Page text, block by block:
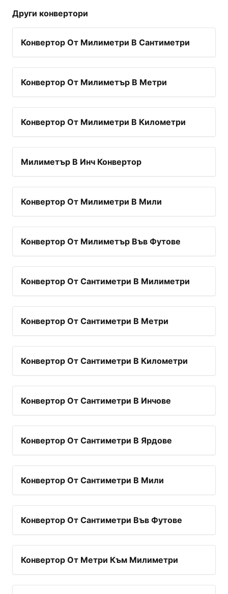
Други конвертори
Конвертор От Милиметри В Сантиметри
Конвертор От Милиметър В Метри
Конвертор От Милиметри В Километри
Милиметър В Инч Конвертор
Конвертор От Милиметри В Мили
Конвертор От Милиметър Във Футове
Конвертор От Сантиметри В Милиметри
Конвертор От Сантиметри В Метри
Конвертор От Сантиметри В Километри
Конвертор От Сантиметри В Инчове
Конвертор От Сантиметри В Ярдове
Конвертор От Сантиметри В Мили
Конвертор От Сантиметри Във Футове
Конвертор От Метри Към Милиметри